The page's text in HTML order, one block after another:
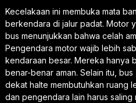
Kecelakaan ini membuka mata
berkendara di jalur padat. Motor
bus menunjukkan bahwa celah
Pengendara motor wajib lebih
kendaraan besar. Mereka hanya
benar-benar aman. Selain itu,
dekat halte membutuhkan ruang
dan pengendara lain harus saling